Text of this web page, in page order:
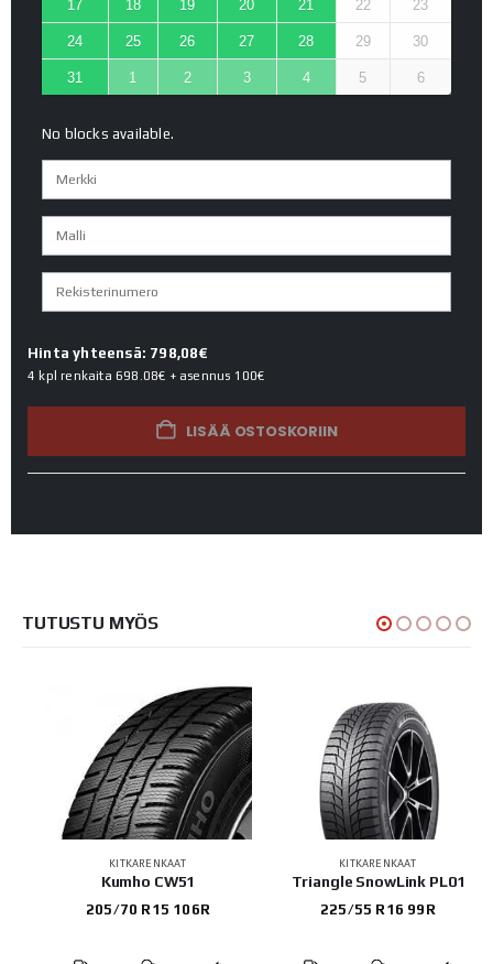
17 18 19 20 21 22 23
24 25 26 27 28 29 30
31 1 2 3 4 5 6
No blocks available.
Hinta yhteensä: 798,08€
4 kpl renkaita 698.08€ + asennus 100€
LISÄÄ OSTOSKORIIN
TUTUSTU MYÖS
KITKARENKAAT
Kumho CW51
205/70 R15 106R
KITKARENKAAT
Triangle SnowLink PL01
225/55 R16 99R